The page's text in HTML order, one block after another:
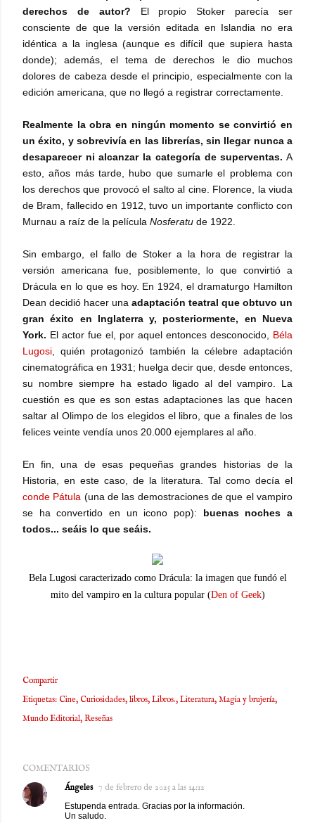
derechos de autor? El propio Stoker parecía ser
consciente de que la versión editada en Islandia no era
idéntica a la inglesa (aunque es difícil que supiera hasta
donde); además, el tema de derechos le dio muchos
dolores de cabeza desde el principio, especialmente con la
edición americana, que no llegó a registrar correctamente.
Realmente la obra en ningún momento se convirtió en
un éxito, y sobrevivía en las librerías, sin llegar nunca a
desaparecer ni alcanzar la categoría de superventas. A
esto, años más tarde, hubo que sumarle el problema con
los derechos que provocó el salto al cine. Florence, la viuda
de Bram, fallecido en 1912, tuvo un importante conflicto con
Murnau a raíz de la película Nosferatu de 1922.
Sin embargo, el fallo de Stoker a la hora de registrar la
versión americana fue, posiblemente, lo que convirtió a
Drácula en lo que es hoy. En 1924, el dramaturgo Hamilton
Dean decidió hacer una adaptación teatral que obtuvo un
gran éxito en Inglaterra y, posteriormente, en Nueva
York. El actor fue el, por aquel entonces desconocido, Béla
Lugosi , quién protagonizó también la célebre adaptación
cinematográfica en 1931; huelga decir que, desde entonces,
su nombre siempre ha estado ligado al del vampiro. La
cuestión es que es son estas adaptaciones las que hacen
saltar al Olimpo de los elegidos el libro, que a finales de los
felices veinte vendía unos 20.000 ejemplares al año.
En fin, una de esas pequeñas grandes historias de la
Historia, en este caso, de la literatura. Tal como decía el
conde Pátula (una de las demostraciones de que el vampiro
se ha convertido en un icono pop): buenas noches a
todos... seáis lo que seáis.
Bela Lugosi caracterizado como Drácula: la imagen que fundó el
mito del vampiro en la cultura popular (Den of Geek)
Compartir
Etiquetas: Cine Curiosidades libros Libros. Literatura Magia y brujería
Mundo Editorial Reseñas
COMENTARIOS
Ángeles 7 de febrero de 2025 a las 14:12
Estupenda entrada. Gracias por la información.
Un saludo.